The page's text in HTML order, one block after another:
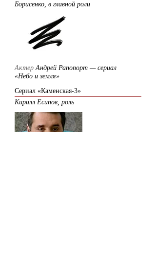
Борисенко, в главной роли
АктерАндрей Рапопорт — сериал
«Небо и земля»
Сериал «Каменская-3»
Кирилл Есипов, роль